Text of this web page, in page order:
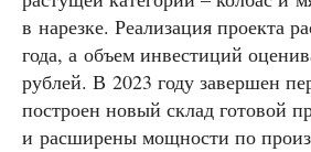
в нарезке. Реализация проекта
года, а объем инвестиций
рублей. В 2023 году завершен
построен новый склад готовой
и расширены мощности по